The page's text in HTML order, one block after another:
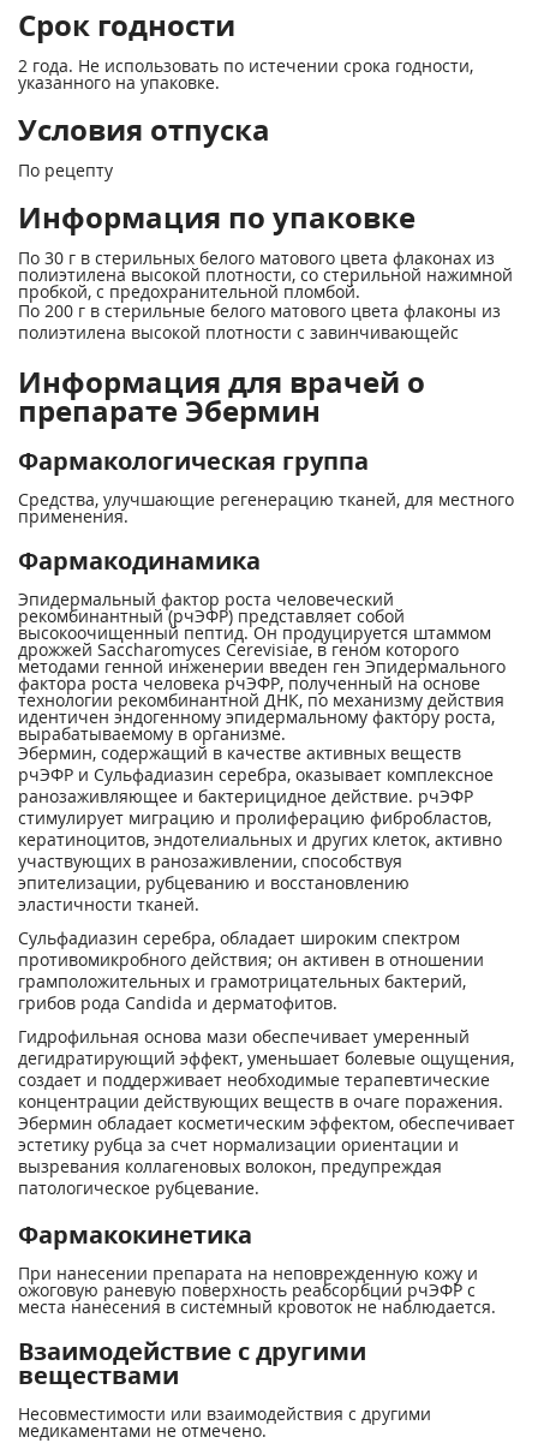
Срок годности
2 года. Не использовать по истечении срока годности,
указанного на упаковке.
Условия отпуска
По рецепту
Информация по упаковке
По 30 г в стерильных белого матового цвета флаконах из
полиэтилена высокой плотности, со стерильной нажимной
пробкой, с предохранительной пломбой.
По 200 г в стерильные белого матового цвета флаконы из
полиэтилена высокой плотности с завинчивающейс
Информация для врачей о
препарате Эбермин
Фармакологическая группа
Средства, улучшающие регенерацию тканей, для местного
применения.
Фармакодинамика
Эпидермальный фактор роста человеческий
рекомбинантный (рчЭФР) представляет собой
высокоочищенный пептид. Он продуцируется штаммом
дрожжей Saccharomyces Cerevisiae, в геном которого
методами генной инженерии введен ген Эпидермального
фактора роста человека рчЭФР, полученный на основе
технологии рекомбинантной ДНК, по механизму действия
идентичен эндогенному эпидермальному фактору роста,
вырабатываемому в организме.
Эбермин, содержащий в качестве активных веществ
рчЭФР и Сульфадиазин серебра, оказывает комплексное
ранозаживляющее и бактерицидное действие. рчЭФР
стимулирует миграцию и пролиферацию фибробластов,
кератиноцитов, эндотелиальных и других клеток, активно
участвующих в ранозаживлении, способствуя
эпителизации, рубцеванию и восстановлению
эластичности тканей.
Сульфадиазин серебра, обладает широким спектром
противомикробного действия; он активен в отношении
грамположительных и грамотрицательных бактерий,
грибов рода Candida и дерматофитов.
Гидрофильная основа мази обеспечивает умеренный
дегидратирующий эффект, уменьшает болевые ощущения,
создает и поддерживает необходимые терапевтические
концентрации действующих веществ в очаге поражения.
Эбермин обладает косметическим эффектом, обеспечивает
эстетику рубца за счет нормализации ориентации и
вызревания коллагеновых волокон, предупреждая
патологическое рубцевание.
Фармакокинетика
При нанесении препарата на неповрежденную кожу и
ожоговую раневую поверхность реабсорбции рчЭФР с
места нанесения в системный кровоток не наблюдается.
Взаимодействие с другими
веществами
Несовместимости или взаимодействия с другими
медикаментами не отмечено.